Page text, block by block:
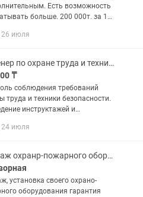
Есть возможность
больше. 200 000т. за 12
Бизнес-центр "Звезда Актау",
26 июля
Инженер по охране труда и технике безопасности
₸
соблюдения требований
труда и техники безопасности.
инструктажей и
сроков действия
по...
24 июля
Монтаж охранр-пожарного оборудования
установка своего охрано-
оборудования гарантия